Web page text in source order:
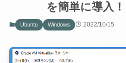
を簡単に導入！
Ubuntu Windows 2022/10/15